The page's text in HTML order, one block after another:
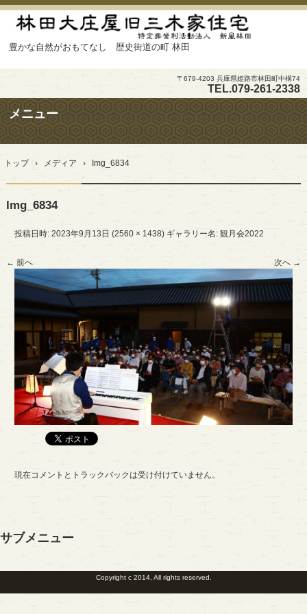
豊かな自然がおもてなし 歴史街道の町 林田
TEL.079-261-2338
〒679-4203 兵庫県姫路市林田町中構74
メニュー
コ
テ
へ
トップ › メディア › Img_6834
Img_6834
投稿日時: 2023年9月13日 (2560 × 1438) ギャラリー名: 観月会2022
← 前へ 次へ →
現在コメントとトラックバックは受け付けていません。
サブメニュー
Copyright c 2014, All rights reserved.